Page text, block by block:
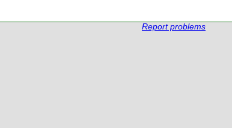
Report problems